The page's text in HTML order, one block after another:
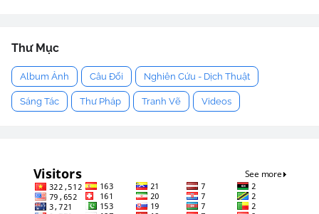
Thư Mục
Album Ảnh Câu Đối Nghiên Cứu - Dịch Thuật
Sáng Tác Thư Pháp Tranh Vẽ Videos